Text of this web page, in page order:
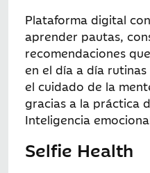
Plataforma digital
aprender pautas,
recomendaciones
en el día a día
el cuidado de la
gracias a la práctica
Inteligencia
Selfie Health